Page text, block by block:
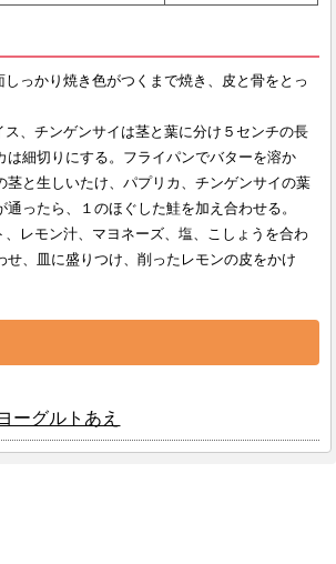
っかり焼き色がつくまで焼き、皮と骨をとっ
ス、チンゲンサイは茎と葉に分け５センチの長
は細切りにする。フライパンでバターを溶か
茎と生しいたけ、パプリカ、チンゲンサイの葉
通ったら、１のほぐした鮭を加え合わせる。
、レモン汁、マヨネーズ、塩、こしょうを合わ
せ、皿に盛りつけ、削ったレモンの皮をかけ
ーグルトあえ